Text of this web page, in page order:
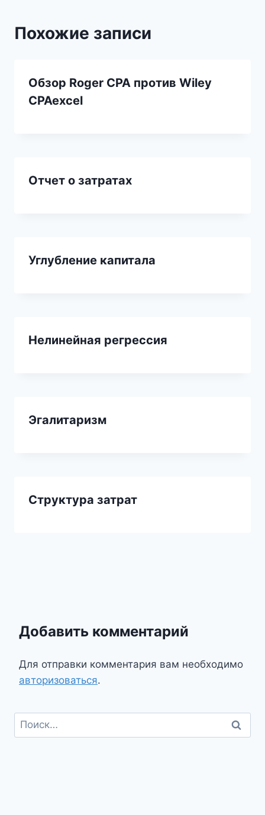
Похожие записи
Обзор Roger CPA против Wiley
CPAexcel
Отчет о затратах
Углубление капитала
Нелинейная регрессия
Эгалитаризм
Структура затрат
Добавить комментарий
Для отправки комментария вам необходимо
авторизоваться.
Найти: